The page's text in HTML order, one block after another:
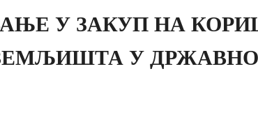
У ЗАКУП НА
У